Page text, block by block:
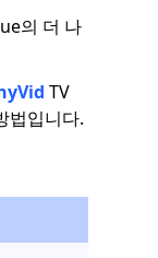
의 더 나
TV
법입니다.